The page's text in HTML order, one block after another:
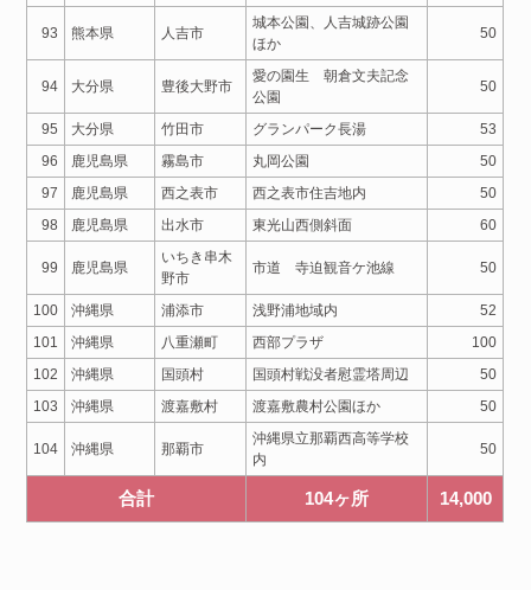
93 熊本県 人吉市
城本公園、人吉城跡公園
ほか
50
94 大分県 豊後大野市
愛の園生 朝倉文夫記念
公園
50
95 大分県 竹田市 グランパーク長湯
53
96
鹿児島県 霧島市 丸岡公園
50
97
鹿児島県 西之表市 西之表市住吉地内
50
98
鹿児島県 出水市 東光山西側斜面 60
99 鹿児島県
いちき串木
野市
市道 寺迫観音ケ池線 50
100 沖縄県 浦添市 浅野浦地域内
52
101
沖縄県 八重瀬町 西部プラザ
100
102
沖縄県 国頭村 国頭村戦没者慰霊塔周辺
50
103
沖縄県 渡嘉敷村 渡嘉敷農村公園ほか 50
104 沖縄県 那覇市
沖縄県立那覇西高等学校
内
50
合計 104ヶ所 14,000